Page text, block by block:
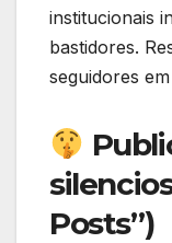
institucionais
bastidores.
seguidores
Posts”)